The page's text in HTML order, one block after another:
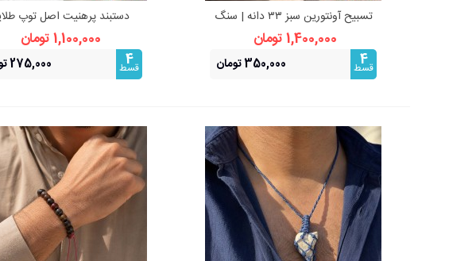
نمایش سریع
تسبیح آونتورین سبز ۳۳ دانه | سنگ
آرامش قلب
1,400,000 تومان
4
قسط 350,000 تومان
نمایش سریع
دستبند پرهنیت اصل توپ
استیل (رنگ ثابت)
1,100,000 تومان
4
قسط 275,000 تومان